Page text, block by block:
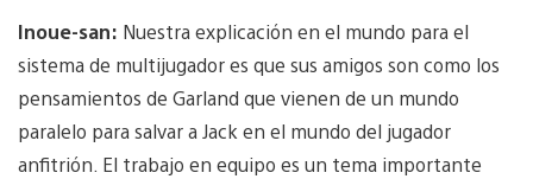
Inoue-san: Nuestra explicación en el mundo para el
sistema de multijugador es que sus amigos son como los
pensamientos de Garland que vienen de un mundo
paralelo para salvar a Jack en el mundo del jugador
anfitrión. El trabajo en equipo es un tema importante